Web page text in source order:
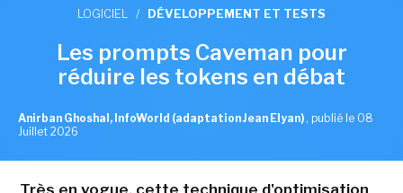
LOGICIEL / DÉVELOPPEMENT ET TESTS
Les prompts Caveman pour
réduire les tokens en débat
Anirban Ghoshal, InfoWorld (adaptation Jean Elyan) , publié le 08
Juillet 2026